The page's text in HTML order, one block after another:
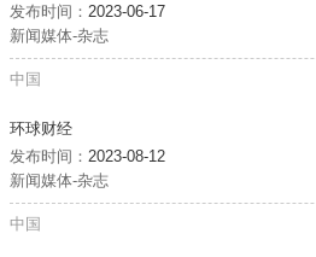
发布时间： 2023-06-17
新闻媒体-杂志
中国
环球财经
发布时间： 2023-08-12
新闻媒体-杂志
中国